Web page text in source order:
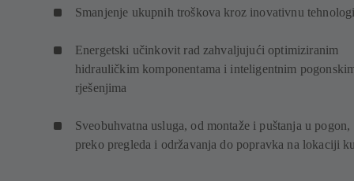
Smanjenje ukupnih troškova kroz inovativnu
Energetski učinkovit rad zahvaljujući optimiziranim
hidrauličkim komponentama i inteligentnim
rješenjima
Sveobuhvatna usluga, od montaže i puštanja u pogon,
preko pregleda i održavanja do popravka na lokaciji